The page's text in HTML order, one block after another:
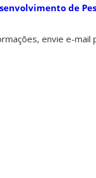
de
envie e-mail